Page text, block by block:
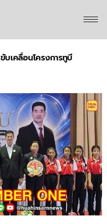
บเคลื่อนโครงการทูบี